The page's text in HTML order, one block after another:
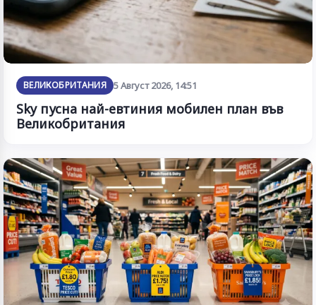
ВЕЛИКОБРИТАНИЯ 5 Август 2026, 14:51
Sky пусна най-евтиния мобилен план във
Великобритания